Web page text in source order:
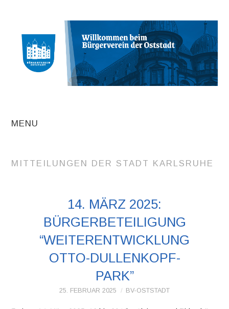
MENU
INITIATIVEN UND
VEREINE
MITTEILUNGEN DER STADT KARLSRUHE
14. MÄRZ 2025:
BÜRGERBETEILIGUNG
“WEITERENTWICKLUNG
OTTO-DULLENKOPF-
PARK”
25. FEBRUAR 2025 BV-OSTSTADT